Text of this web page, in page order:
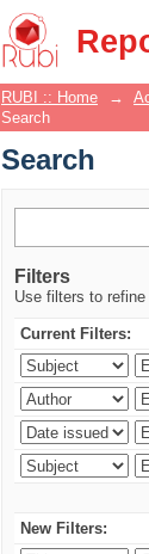
Search
RUBI :: Home →
Search
Search
Filters
Use filters to
Current Filters:
New Filters: